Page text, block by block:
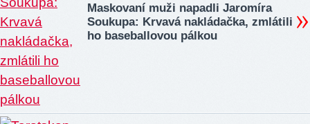
Maskovaní muži napadli Jaromíra
Soukupa: Krvavá nakládačka, zmlátili
ho baseballovou pálkou